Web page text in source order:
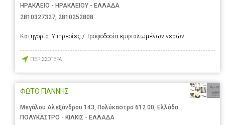
ΗΡΑΚΛΕΙΟ - ΗΡΑΚΛΕΙΟΥ - ΕΛΛΑΔΑ
2810327327, 2810252808
Κατηγορία: Υπηρεσίες / Τροφοδοσία εμφιαλωμένων νερών
ΠΕΡΙΣΣΟΤΕΡΑ
ΦΩΤΟ ΓΙΑΝΝΗΣ
Μεγάλου Αλεξάνδρου 143, Πολύκαστρο 612 00, Ελλάδα
ΠΟΛΥΚΑΣΤΡΟ - ΚΙΛΚΙΣ - ΕΛΛΑΔΑ